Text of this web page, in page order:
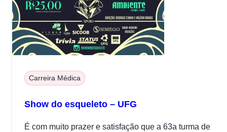
Carreira Médica
Show do esqueleto – UFG
É com muito prazer e satisfação que a 63a turma de